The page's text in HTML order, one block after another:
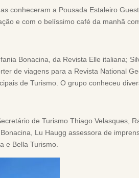
conheceram a Pousada Estaleiro
e com o belíssimo café da manhã
Bonacina, da Revista Elle italiana;
de viagens para a Revista National
de Turismo. O grupo conheceu
de Turismo Thiago Velasques,
Lu Haugg assessora de
e Bella Turismo.